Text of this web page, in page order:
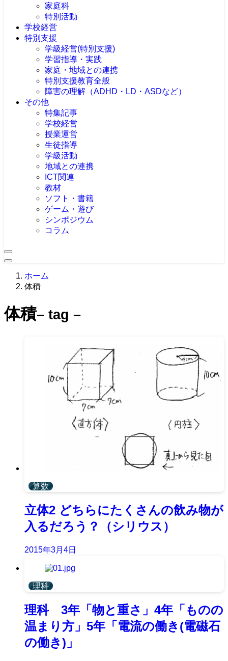
家庭科
特別活動
学校経営
特別支援
学級経営(特別支援)
学習指導・実践
家庭・地域との連携
特別支援教育全般
障害の理解（ADHD・LD・ASDなど）
その他
特集記事
学校経営
授業運営
生徒指導
学級活動
地域との連携
ICT関連
教材
ソフト・書籍
ゲーム・遊び
シンポジウム
コラム
ホーム
体積
体積– tag –
算数
立体2 どちらにたくさんの飲み物が
入るだろう？（シリウス）
2015年3月4日
理科
理科 3年「物と重さ」4年「ものの
温まり方」5年「電流の働き(電磁石
の働き)」